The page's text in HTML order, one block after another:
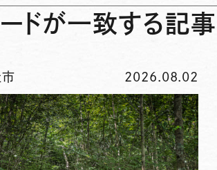
ドが一致する記事
2026.08.02